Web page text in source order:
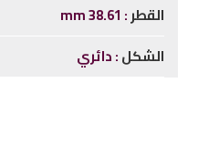
القطر
الشكل دائري